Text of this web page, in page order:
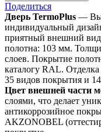
Поделиться
Дверь TermoPlus —
индивидуальный
приятный внешний
полотна: 103 мм.
слоев. Покрытие
каталогу RAL.
35 видов покрытия и
Цвет внешней части
слоями, что делает
антикоррозийное
AKZONOBEL